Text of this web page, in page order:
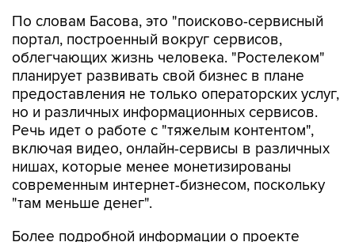
По словам Басова, это "поисково-сервисный
портал, построенный вокруг сервисов,
облегчающих жизнь человека. "Ростелеком"
планирует развивать свой бизнес в плане
предоставления не только операторских услуг,
но и различных информационных сервисов.
Речь идет о работе с "тяжелым контентом",
включая видео, онлайн-сервисы в различных
нишах, которые менее монетизированы
современным интернет-бизнесом, поскольку
"там меньше денег".
Более подробной информации о проекте